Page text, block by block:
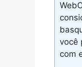
você
com